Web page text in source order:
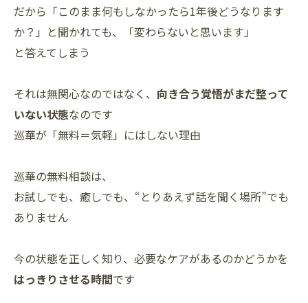
だから「このまま何もしなかったら1年後どうなります
か？」と聞かれても、「変わらないと思います」
と答えてしまう
それは無関心なのではなく、 向き合う覚悟がまだ整って
いない状態なのです
巡華が「無料＝気軽」にはしない理由
巡華の無料相談は、
お試しでも、癒しでも、“とりあえず話を聞く場所”でも
ありません
今の状態を正しく知り、必要なケアがあるのかどうかを
はっきりさせる時間です